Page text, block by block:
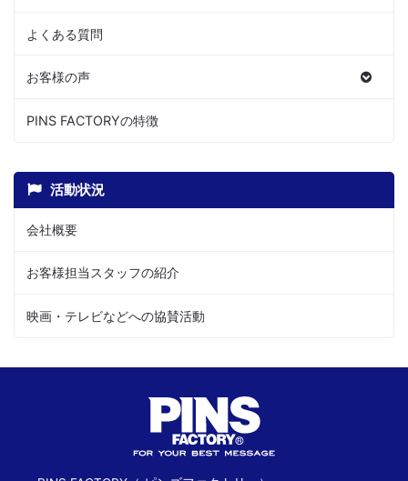
よくある質問
お客様の声
PINS FACTORYの特徴
活動状況
会社概要
お客様担当スタッフの紹介
映画・テレビなどへの協賛活動